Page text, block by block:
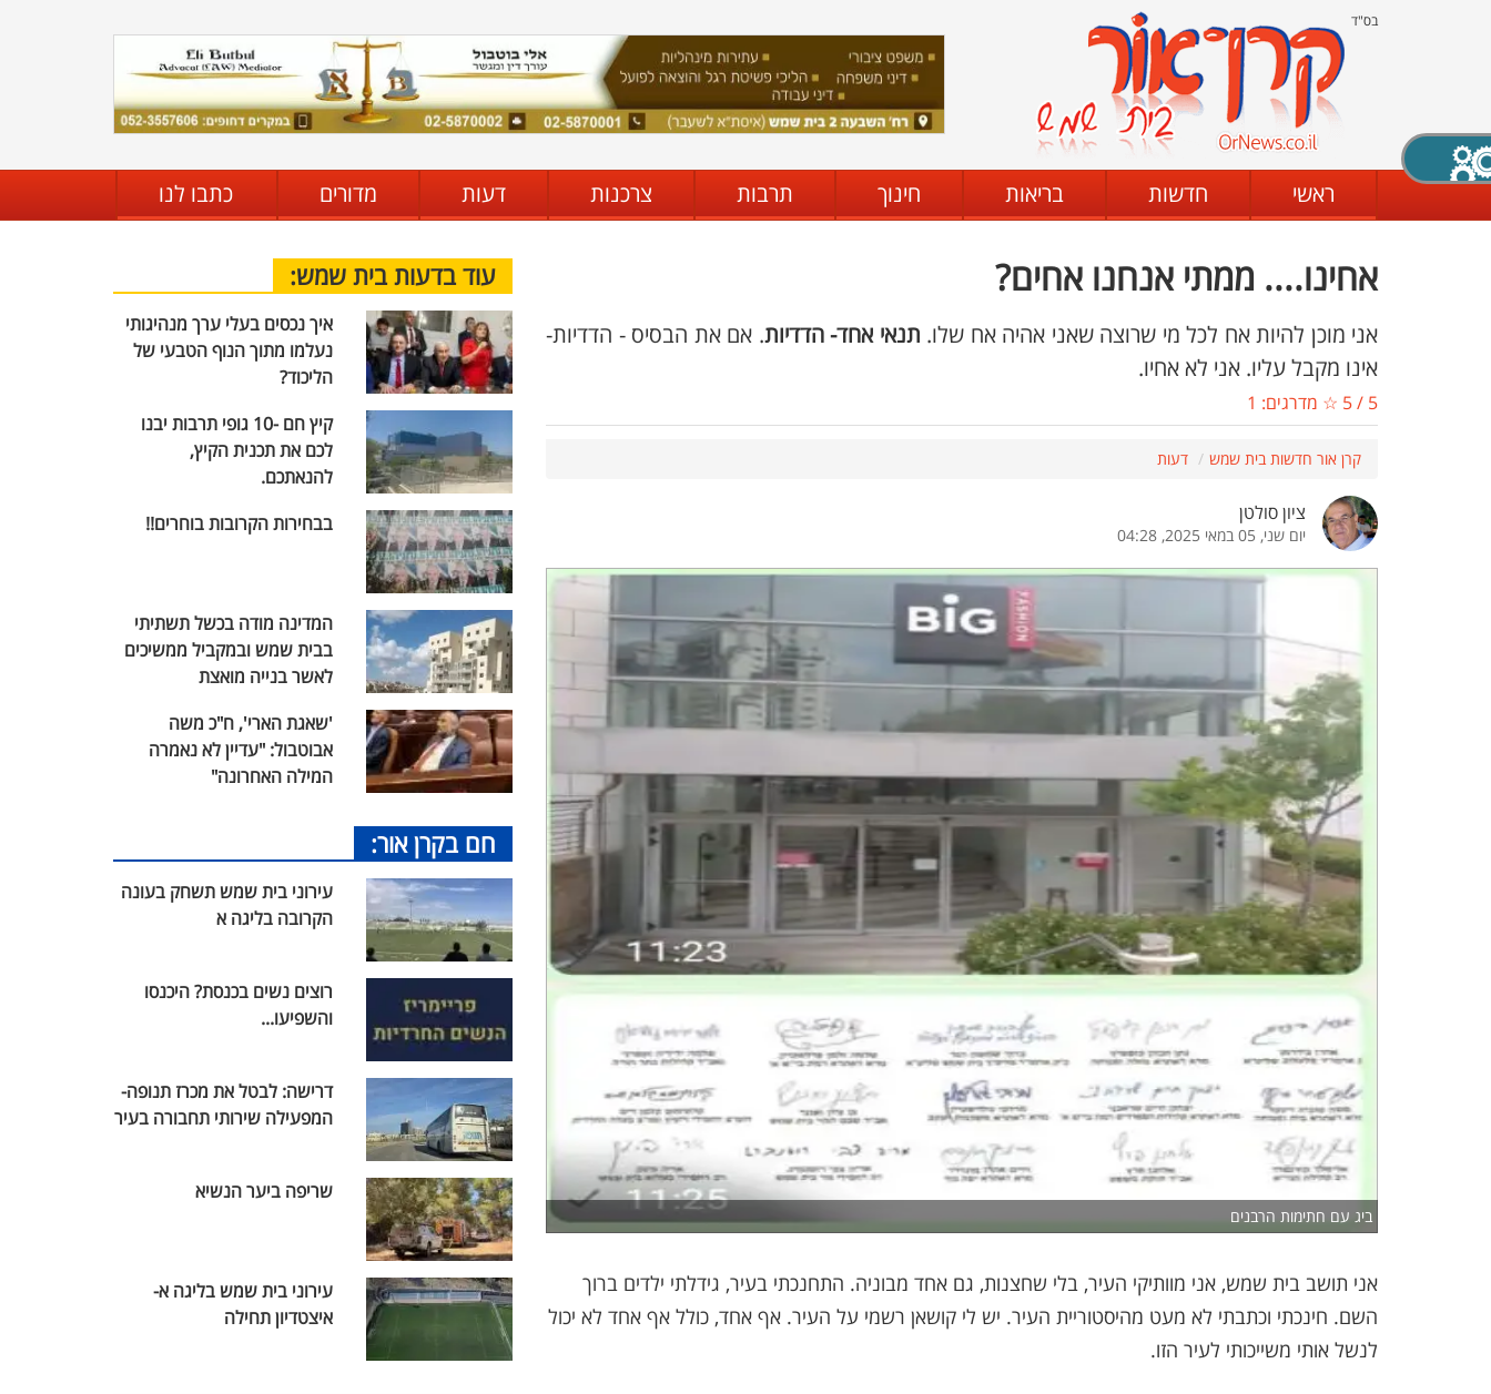
בס"ד
ראשי חדשות בריאות חינוך תרבות צרכנות דעות מדורים כתבו לנו
אחינו.... ממתי אנחנו אחים?
אני מוכן להיות אח לכל מי שרוצה שאני אהיה אח שלו. תנאי אחד- הדדיות. אם את הבסיס - הדדיות-
אינו מקבל עליו. אני לא אחיו.
5
/
5 ☆ מדרגים: 1
קרן אור חדשות בית שמש דעות
ציון סולטן
יום שני, 05 במאי 2025, 04:28
ביג עם חתימות הרבנים
אני תושב בית שמש, אני מוותיקי העיר, בלי שחצנות, גם אחד מבוניה. התחנכתי בעיר, גידלתי ילדים ברוך
השם. חינכתי וכתבתי לא מעט מהיסטוריית העיר. יש לי קושאן רשמי על העיר. אף אחד, כולל אף אחד לא יכול
לנשל אותי משייכותי לעיר הזו.
עוד בדעות בית שמש:
איך נכסים בעלי ערך מנהיגותי
נעלמו מתוך הנוף הטבעי של
הליכוד?
קיץ חם -10 גופי תרבות יבנו
לכם את תכנית הקיץ,
להנאתכם.
בבחירות הקרובות בוחרים!!
המדינה מודה בכשל תשתיתי
בבית שמש ובמקביל ממשיכים
לאשר בנייה מואצת
'שאגת הארי', ח"כ משה
אבוטבול: "עדיין לא נאמרה
המילה האחרונה"
חם בקרן אור:
עירוני בית שמש תשחק בעונה
הקרובה בליגה א
רוצים נשים בכנסת? היכנסו
והשפיעו...
דרישה: לבטל את מכרז תנופה-
המפעילה שירותי תחבורה בעיר
שריפה ביער הנשיא
עירוני בית שמש בליגה א-
איצטדיון תחילה
X סגירה
מצב שחור - לבן קביעת ניגודיות
גופן קריא הגדלת האתר
הדגשת קישורים הדגשת כותרות
כיבוי הבהובים התאמת קריאה